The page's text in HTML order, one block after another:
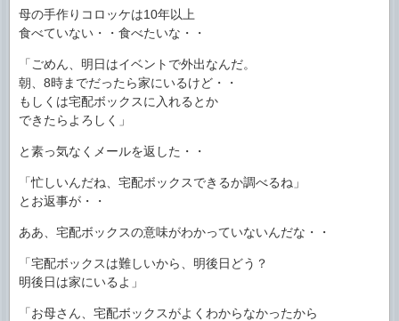
母の手作りコロッケは10年以上
食べていない・・食べたいな・・
「ごめん、明日はイベントで外出なんだ。
朝、8時までだったら家にいるけど・・
もしくは宅配ボックスに入れるとか
できたらよろしく」
と素っ気なくメールを返した・・
「忙しいんだね、宅配ボックスできるか調べるね」
とお返事が・・
ああ、宅配ボックスの意味がわかっていないんだな・・
「宅配ボックスは難しいから、明後日どう？
明後日は家にいるよ」
「お母さん、宅配ボックスがよくわからなかったから